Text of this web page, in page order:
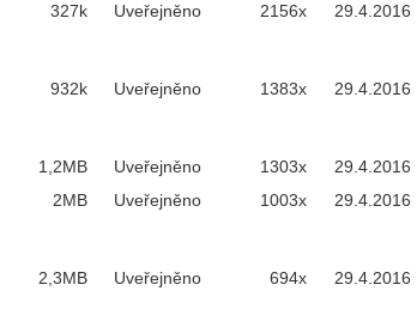
327k Uveřejněno 2156x 29.4.2016
932k Uveřejněno 1383x 29.4.2016
1,2MB Uveřejněno 1303x 29.4.2016
2MB Uveřejněno 1003x 29.4.2016
2,3MB Uveřejněno 694x 29.4.2016